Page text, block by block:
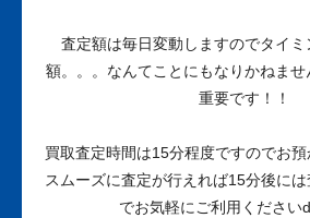
査定額は毎日変動しますのでタイ
額。。。なんてことにもなりかねま
重要です！！
買取査定時間は15分程度ですのでお
スムーズに査定が行えれば15分後に
でお気軽にご利用ください